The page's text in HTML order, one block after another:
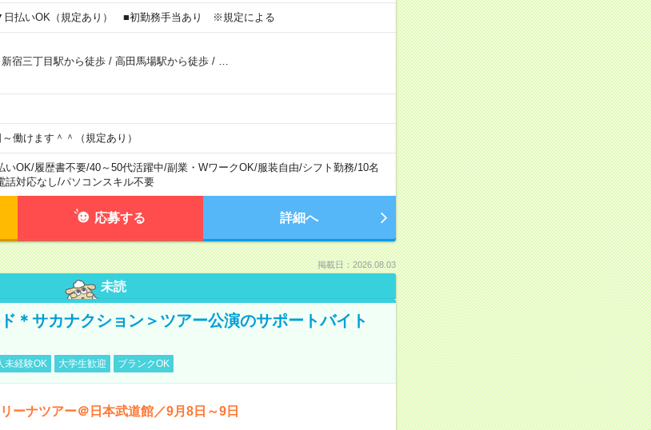
払いOK（規定あり） ■初勤務手当あり ※規定による
新宿三丁目駅から徒歩/ 高田馬場駅から徒歩/
働けます＾＾（規定あり）
いOK/履歴書不要/40～50代活躍中/副業・WワークOK/服装自由/シフト勤務/10名
話対応なし/パソコンスキル不要
応募する 詳細へ
掲載日：2026.08.03
未読
＊サカナクション＞ツアー公演のサポートバイト
未経験OK 大学生歓迎 ブランクOK
ーナツアー＠日本武道館／9月8日～9日